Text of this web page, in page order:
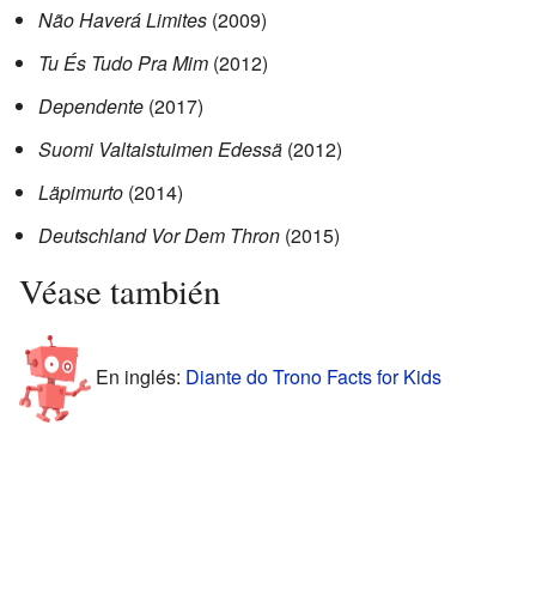
Não Haverá Limites (2009)
Tu És Tudo Pra Mim (2012)
Dependente (2017)
Suomi Valtaistuimen Edessä (2012)
Läpimurto (2014)
Deutschland Vor Dem Thron (2015)
Véase también
En inglés: Diante do Trono Facts for Kids